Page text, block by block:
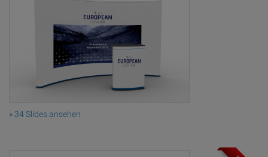
» 34 Slides ansehen